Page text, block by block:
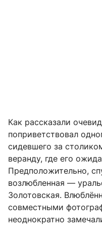
Как рассказали
поприветствовал
сидевшего за
веранду, где его
Предположительно,
возлюбленная —
Золотовская.
совместными
неоднократно